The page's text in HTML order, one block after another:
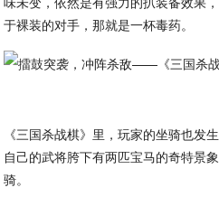
于裸装的对手，那就是一杯毒药。
《三国杀战棋》里，玩家的坐骑也发
自己的武将胯下有两匹宝马的奇特
骑。